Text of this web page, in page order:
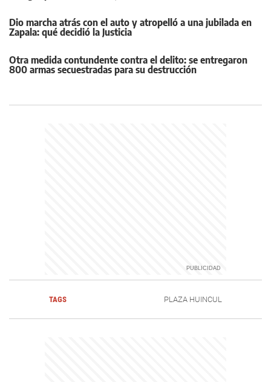
Dio marcha atrás con el auto y atropelló a una jubilada en
Zapala: qué decidió la Justicia
Otra medida contundente contra el delito: se entregaron
800 armas secuestradas para su destrucción
TAGS PLAZA HUINCUL